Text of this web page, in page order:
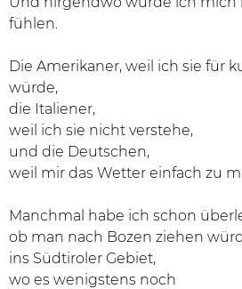
fühlen.
Die Amerikaner, weil ich sie für
würde,
die Italiener,
weil ich sie nicht verstehe,
und die Deutschen,
weil mir das Wetter einfach zu
Manchmal habe ich schon
ob man nach Bozen ziehen
ins Südtiroler Gebiet,
wo es wenigstens noch